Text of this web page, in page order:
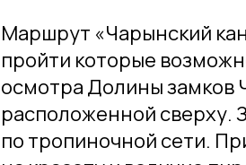
Маршрут «Чарынский
пройти которые
осмотра Долины замков
расположенной сверху.
по тропиночной сети.